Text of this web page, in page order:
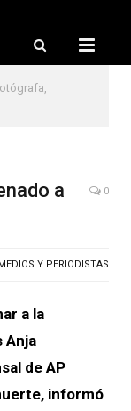
a
0
Y PERIODISTAS
a la
Anja
de AP
informó